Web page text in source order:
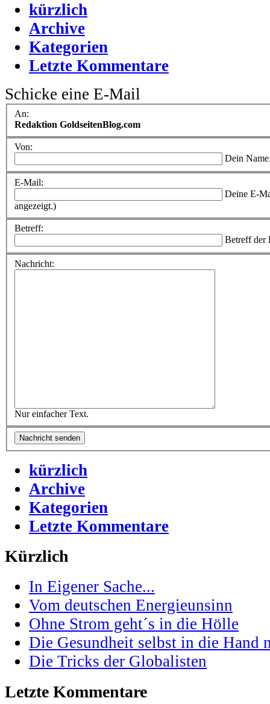
kürzlich
Archive
Kategorien
Letzte Kommentare
Schicke eine E-Mail
An:
Redaktion GoldseitenBlog.com
Von:
Dein
E-Mail:
Deine E-
angezeigt.)
Betreff:
Betreff der
Nachricht:
Nur einfacher Text.
kürzlich
Archive
Kategorien
Letzte Kommentare
Kürzlich
In Eigener Sache...
Vom deutschen Energieunsinn
Ohne Strom geht´s in die Hölle
Die Gesundheit selbst in die Hand
Die Tricks der Globalisten
Letzte Kommentare